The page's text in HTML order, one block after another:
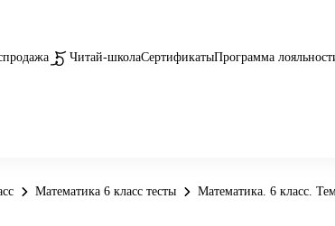
Читай-школаСертификатыПрограмма
Математика 6 класс тесты Математика. 6 класс.